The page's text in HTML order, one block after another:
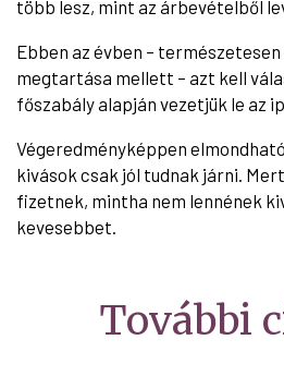
több lesz, mint az árbevételből
Ebben az évben –
megtartása mellett – azt kell
főszabály alapján vezetjük le az
Végeredményképpen
kivások csak jól tudnak járni.
fizetnek, mintha nem lennének
kevesebbet.
További